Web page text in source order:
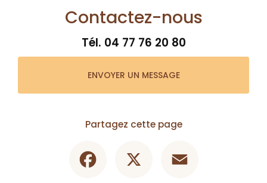
Contactez-nous
Tél. 04 77 76 20 80
ENVOYER UN MESSAGE
Partagez cette page